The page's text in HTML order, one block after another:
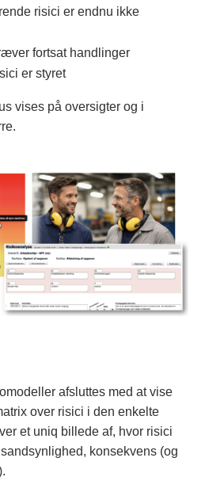
risici er endnu ikke
fortsat handlinger
er styret
vises på oversigter og i
afsluttes med at vise
over risici i den enkelte
et uniq billede af, hvor risici
konsekvens (og